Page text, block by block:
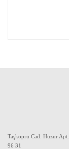
Taşköprü Cad. Huzur
96 31